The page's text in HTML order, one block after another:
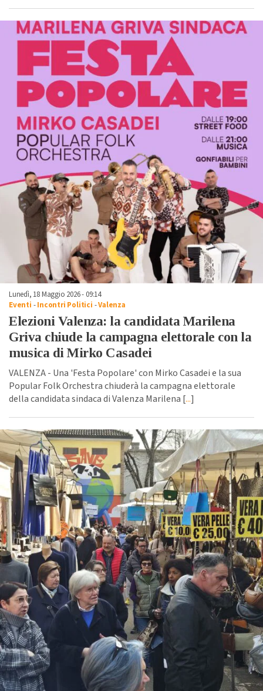
Lunedì, 18 Maggio 2026 - 09:14
Eventi -Incontri Politici -Valenza
Elezioni Valenza: la candidata Marilena
Griva chiude la campagna elettorale con la
musica di Mirko Casadei
VALENZA - Una 'Festa Popolare' con Mirko Casadei e la sua
Popular Folk Orchestra chiuderà la campagna elettorale
della candidata sindaca di Valenza Marilena [...]